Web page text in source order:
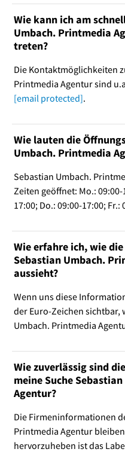
Wie kann ich am
Umbach. Printmedia
treten?
Die Kontaktmöglichkeiten
Printmedia Agentur sind
[email protected].
Wie lauten die
Umbach. Printmedia
Sebastian Umbach.
Zeiten geöffnet: Mo.: 09:00-
17:00; Do.: 09:00-17:00; Fr.:
Wie erfahre ich, wie
Sebastian Umbach.
aussieht?
Wenn uns diese
der Euro-Zeichen sichtbar,
Umbach. Printmedia
Wie zuverlässig sind
meine Suche
Agentur?
Die Firmeninformationen
Printmedia Agentur
hervorzuheben ist das